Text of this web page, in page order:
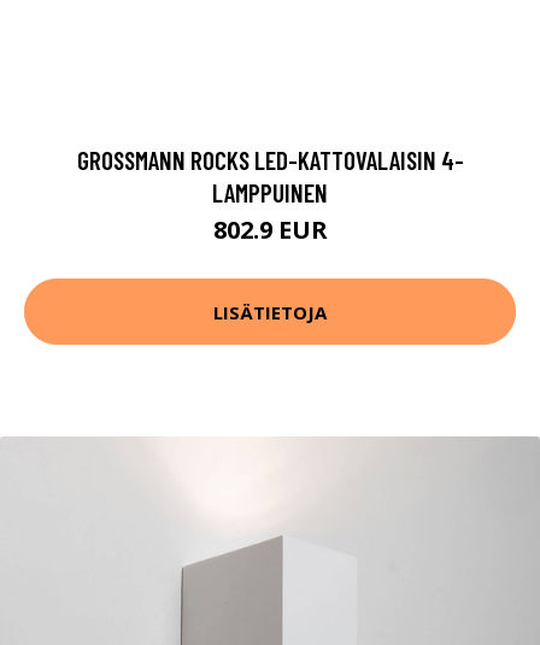
GROSSMANN ROCKS LED-KATTOVALAISIN 4-
LAMPPUINEN
802.9 EUR
LISÄTIETOJA